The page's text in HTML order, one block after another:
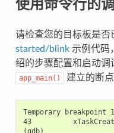
请检查您的目标板是否
started/blink示例代码
绍的步骤配置和启动调
app_main() 建立的断
Temporary
43